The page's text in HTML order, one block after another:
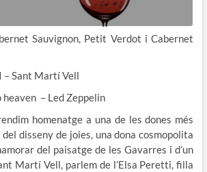
Sauvignon, Petit Verdot i Cabernet
– Sant Martí Vell
– Led Zeppelin
homenatge a una de les dones més
disseny de joies, una dona cosmopolita
del paisatge de les Gavarres i d’un
Martí Vell, parlem de l’Elsa Peretti, filla